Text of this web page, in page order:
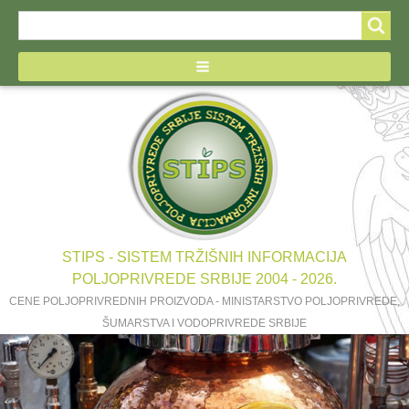
Search
form
STIPS - SISTEM TRŽIŠNIH INFORMACIJA
POLJOPRIVREDE SRBIJE 2004 - 2026.
CENE POLJOPRIVREDNIH PROIZVODA - MINISTARSTVO POLJOPRIVREDE,
ŠUMARSTVA I VODOPRIVREDE SRBIJE